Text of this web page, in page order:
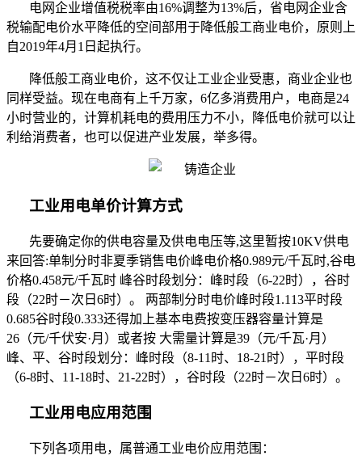
电网企业增值税税率由16%调整为13%后，省电网企业含
税输配电价水平降低的空间部用于降低般工商业电价，原则上
自2019年4月 1 日起执行。
降低般工商业电价，这不仅让工业企业受惠，商业企业也
同样受益。现在电商有上千万家， 6亿多消费用户，电商是24
小时营业的，计算机耗电的费用压力不小，降低电价就可以让
利给消费者，也可以促进产业发展，举多得。
工业用电单价计算方式
先要确定你的供电容量及供电电压等,这里暂按10KV供电
来回答:单制分时非夏季销售电价峰电价格0.989元/千瓦时,谷电
价格0.458元/千瓦时 峰谷时段划分：峰时段（6-22时），谷时
段（22时－次日 6时）。 两部制分时电价峰时段1.113平时段
0.685谷时段0.333还得加上基本电费按变压器容量计算是
26 （元/千伏安·月）或者按 大需量计算是39 （元/千瓦·月）
峰、平、谷时段划分：峰时段（8-11 时、 18-21 时），平时段
（6-8时、 11-18时、 21-22时），谷时段（22时－次日 6时）。
工业用电应用范围
下列各项用电，属普通工业电价应用范围：